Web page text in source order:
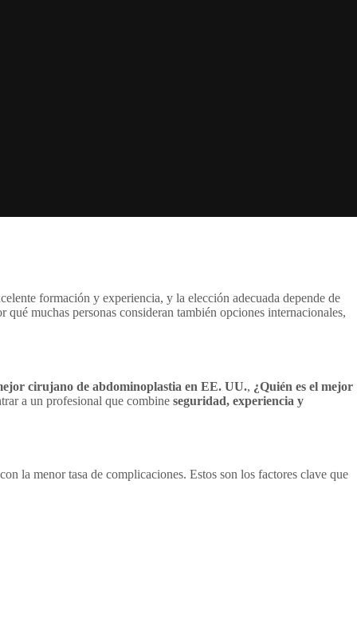
formación y experiencia, y la elección adecuada depende de
qué muchas personas consideran también opciones internacionales,
cirujano de abdominoplastia en EE. UU., ¿Quién es el mejor
a un profesional que combine seguridad, experiencia y
la menor tasa de complicaciones. Estos son los factores clave que